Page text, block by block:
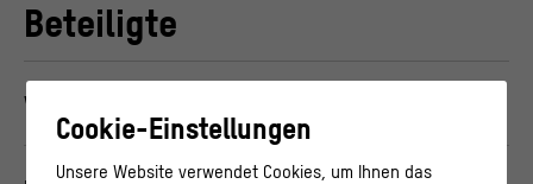
Beteiligte
Vortrag
Cookie-Einstellungen
Unsere Website verwendet Cookies, um Ihnen das